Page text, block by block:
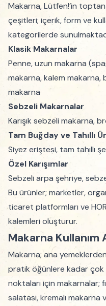
Makarna, Lütfen!’in
çeşitleri; içerik, form ve
kategorilerde
Klasik Makarnalar
Penne, uzun makarna
makarna, kalem makarna,
makarna
Sebzeli Makarnalar
Karışık sebzeli makarna,
Tam Buğday ve Tahıllı
Siyez eriştesi, tam tahıllı
Özel Karışımlar
Sebzeli arpa şehriye,
Bu ürünler; marketler,
ticaret platformları ve
kalemleri oluşturur.
Makarna Kullanım
Makarna; ana
pratik öğünlere kadar çok
noktaları için makarnalar;
salatası, kremalı